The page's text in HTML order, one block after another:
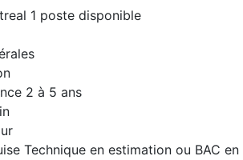
1 poste disponible
2 à 5 ans
Technique en estimation ou BAC en